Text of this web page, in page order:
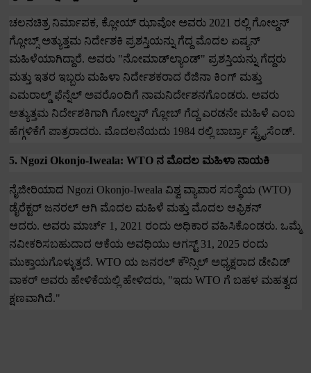
ಚಲನಚಿತ್ರ ನಿರ್ಮಾಪಕ, ಕ್ಲೋಯ್ ಝಾವೋ ಅವರು 2021 ರಲ್ಲಿ ಗೋಲ್ಡನ್
ಗ್ಲೋಬ್ಸ್ ಅತ್ಯುತ್ತಮ ನಿರ್ದೇಶಕಿ ಪ್ರಶಸ್ತಿಯನ್ನು ಗೆದ್ದ ಮೊದಲ ಏಷ್ಯನ್
ಮಹಿಳೆಯಾಗಿದ್ದಾರೆ. ಅವರು "ನೋಮಾಡ್‌ಲ್ಯಾಂಡ್" ಪ್ರಶಸ್ತಿಯನ್ನು ಗೆದ್ದರು
ಮತ್ತು ಇತರ ಇಬ್ಬರು ಮಹಿಳಾ ನಿರ್ದೇಶಕರಾದ ರೆಜಿನಾ ಕಿಂಗ್ ಮತ್ತು
ಎಮರಾಲ್ಡ್ ಫೆನ್ನೆಲ್ ಅವರೊಂದಿಗೆ ನಾಮನಿರ್ದೇಶನಗೊಂಡರು. ಅವರು
ಅತ್ಯುತ್ತಮ ನಿರ್ದೇಶಕಿಗಾಗಿ ಗೋಲ್ಡನ್ ಗ್ಲೋಬ್ ಗೆದ್ದ ಎರಡನೇ ಮಹಿಳೆ ಎಂಬ
ಹೆಗ್ಗಳಿಕೆಗೆ ಪಾತ್ರರಾದರು. ಮೊದಲನೆಯದು 1984 ರಲ್ಲಿ ಬಾರ್ಬ್ರಾ ಸ್ಟ್ರೈಸೆಂಡ್.
5. Ngozi Okonjo-Iweala: WTO ನ ಮೊದಲ ಮಹಿಳಾ ನಾಯಕಿ
ನೈಜೀರಿಯಾದ Ngozi Okonjo-Iweala ವಿಶ್ವ ವ್ಯಾಪಾರ ಸಂಸ್ಥೆಯ (WTO)
ಡೈರೆಕ್ಟರ್ ಜನರಲ್ ಆಗಿ ಮೊದಲ ಮಹಿಳೆ ಮತ್ತು ಮೊದಲ ಆಫ್ರಿಕನ್
ಆದರು. ಅವರು ಮಾರ್ಚ್ 1, 2021 ರಂದು ಅಧಿಕಾರ ವಹಿಸಿಕೊಂಡರು. ಒಮ್ಮೆ
ನವೀಕರಿಸಬಹುದಾದ ಆಕೆಯ ಅವಧಿಯು ಆಗಸ್ಟ್ 31, 2025 ರಂದು
ಮುಕ್ತಾಯಗೊಳ್ಳುತ್ತದೆ.WTO ಯ ಜನರಲ್ ಕೌನ್ಸಿಲ್ ಅಧ್ಯಕ್ಷರಾದ ಡೇವಿಡ್
ವಾಕರ್ ಅವರು ಹೇಳಿಕೆಯಲ್ಲಿ ಹೇಳಿದರು, "ಇದುWTO ಗೆ ಬಹಳ ಮಹತ್ವದ
ಕ್ಷಣವಾಗಿದೆ."